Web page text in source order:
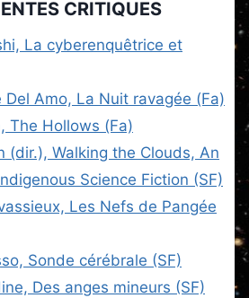
CRITIQUES
La cyberenquêtrice et
Amo, La Nuit ravagée (Fa)
The Hollows (Fa)
(dir.), Walking the Clouds, An
Science Fiction (SF)
Les Nefs de Pangée
Sonde cérébrale (SF)
Des anges mineurs (SF)